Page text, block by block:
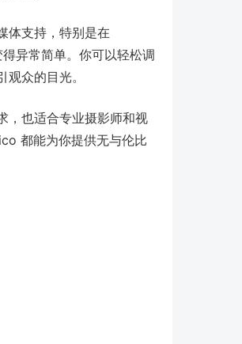
体支持，特别是在
异常简单。你可以轻松调
众的目光。
，也适合专业摄影师和视
都能为你提供无与伦比